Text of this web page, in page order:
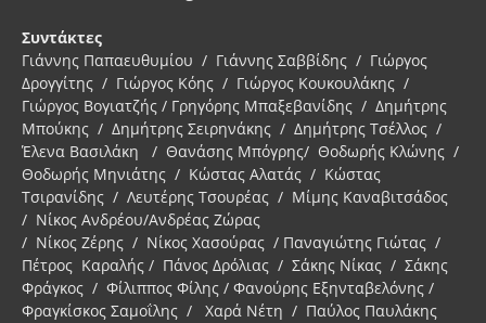
Συντάκτες
Γιάννης Παπαευθυμίου / Γιάννης Σαββίδης / Γιώργος
Δρογγίτης / Γιώργος Κόης / Γιώργος Κουκουλάκης /
Γιώργος Βογιατζής / Γρηγόρης Μπαξεβανίδης / Δημήτρης
Μπούκης / Δημήτρης Σειρηνάκης / Δημήτρης Τσέλλος /
Έλενα Βασιλάκη / Θανάσης Μπόγρης/ Θοδωρής Κλώνης /
Θοδωρής Μηνιάτης / Κώστας Αλατάς / Κώστας
Τσιρανίδης / Λευτέρης Τσουρέας / Μίμης Καναβιτσάδος
/ Νίκος Ανδρέου/Ανδρέας Ζώρας
/ Νίκος Ζέρης / Νίκος Χασούρας / Παναγιώτης Γιώτας /
Πέτρος Καραλής / Πάνος Δρόλιας / Σάκης Νίκας / Σάκης
Φράγκος / Φίλιππος Φίλης / Φανούρης Εξηνταβελόνης /
Φραγκίσκος Σαμοΐλης / Χαρά Νέτη / Παύλος Παυλάκης